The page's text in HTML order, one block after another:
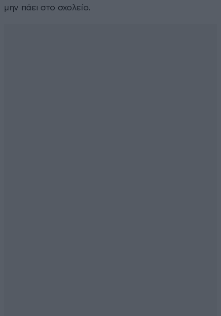
μην πάει στο σχολείο.